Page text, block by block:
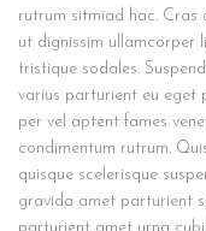
rutrum sitmiad hac. Cras
ut dignissim ullamcorper
tristique sodales.
varius parturient eu eget
per vel aptent fames
condimentum rutrum.
quisque scelerisque
gravida amet parturient